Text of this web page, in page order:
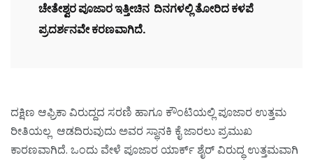
ಚೇತೇಶ್ವರ ಪೂಜಾರ ಇತ್ತೀಚಿನ ದಿನಗಳಲ್ಲಿ ತೋರಿದ ಕಳಪೆ
ಪ್ರದರ್ಶನವೇ ಕರಣವಾಗಿದೆ.
ದಕ್ಷಿಣ ಆಫ್ರಿಕಾ ವಿರುದ್ದದ ಸರಣಿ ಹಾಗೂ ಕೌಂಟಿಯಲ್ಲಿ ಪೂಜಾರ ಉತ್ತಮ
ರೀತಿಯಲ್ಲ ಆಡದಿರುವುದು ಅವರ ಸ್ಥಾನಕಿ ಕೈ ಜಾರಲು ಪ್ರಮುಖ
ಕಾರಣವಾಗಿದೆ. ಒಂದು ವೇಳೆ ಪೂಜಾರ ಯಾರ್ಕ್ ಶೈರ್ ವಿರುದ್ಧ ಉತ್ತಮವಾಗಿ